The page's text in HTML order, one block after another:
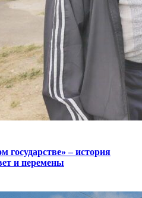
– история
и перемены